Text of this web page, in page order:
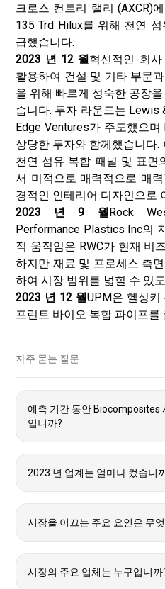
크로스 컨트리 랠리 (AXCR)
135 Trd Hilux를 위해 천연
급했습니다.
2023 년 12 월혁신적인 회
활용하여 건설 및 기타 부문
을 위해 빠르게 성숙한 공장
습니다. 투자 라운드는 Lewis
Edge Ventures가 주도했으며
상당한 투자와 함께했습니다.
천연 섬유 복합 패널 및 표면
서 미적으로 매력적으로 매
경적인 인테리어 디자인으로
2023 년 9 월Rock
Performance Plastics Inc의
적 움직임은 RWC가 현재 비
하지만 재료 및 프로세스 측
하여 시장 범위를 넓힐 수 있
2023 년 12 월UPM은 헬싱키
프린트 바이오 복합 파이프를
자주 묻는 질문
예측 기간 동안 Biocomposites
입니까?
2023 년 업계는 얼마나 컸습니
시장을 이끄는 주요 요인은 무
시장의 주요 업체는 누구입니까